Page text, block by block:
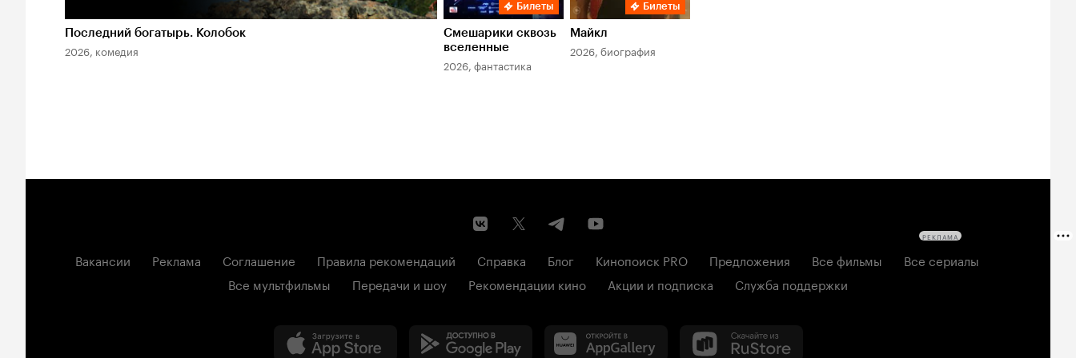
Последний богатырь. Колобок
2026, комедия
Билеты
Смешарики сквозь
вселенные
2026, фантастика
Билеты
Майкл
2026, биография
Вакансии Реклама Соглашение Правила рекомендаций Справка Блог Кинопоиск PRO Предложения Все фильмы
Все сериалы
Все мультфильмы
Передачи и шоу Рекомендации кино Акции и подписка Служба поддержки
РЕКЛАМА